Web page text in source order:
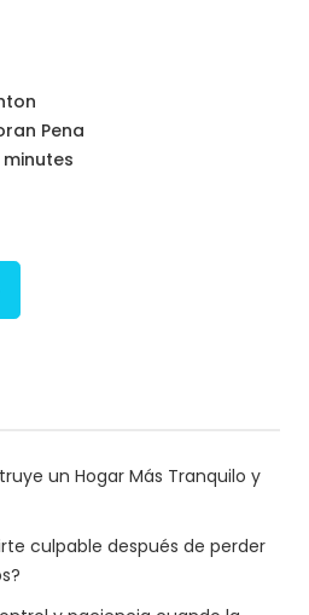
Pena
un Hogar Más Tranquilo y
culpable después de perder